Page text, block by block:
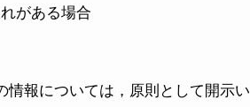
がある場合
報については，原則として開示い